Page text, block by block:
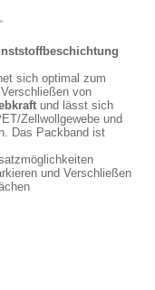
sich optimal zum
von
und lässt sich
Zellwollgewebe und
Das Packband ist
und Verschließen